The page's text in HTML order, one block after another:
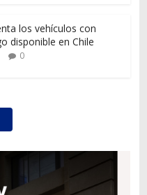
los vehículos con
disponible en Chile
0